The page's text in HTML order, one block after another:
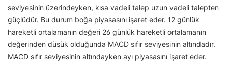
seviyesinin üzerindeyken, kısa vadeli talep uzun vadeli talepten
güçlüdür. Bu durum boğa piyasasını işaret eder. 12 günlük
hareketli ortalamanın değeri 26 günlük hareketli ortalamanın
değerinden düşük olduğunda MACD sıfır seviyesinin altındadır.
MACD sıfır seviyesinin altındayken ayı piyasasını işaret eder.